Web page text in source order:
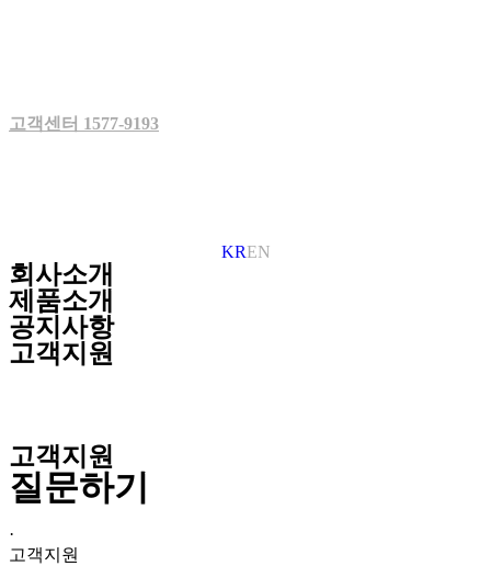
고객센터 1577-9193
KREN
회사소개
제품소개
공지사항
고객지원
고객지원
질문하기
·
고객지원